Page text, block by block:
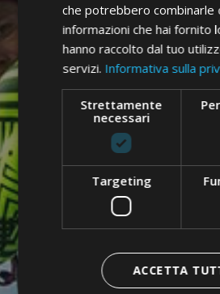
che potrebbero combinarle
informazioni che hai fornito
hanno raccolto dal tuo
servizi. Informativa sulla
Strettamente
necessari
Targeting
ACCETTA